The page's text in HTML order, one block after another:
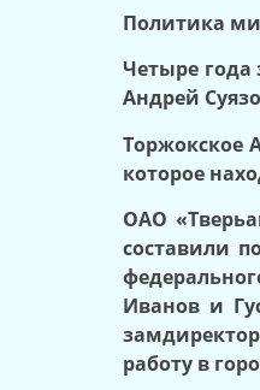
Политика
Четыре года
Андрей
Торжокское
которое
ОАО
составили
Иванов и
работу в